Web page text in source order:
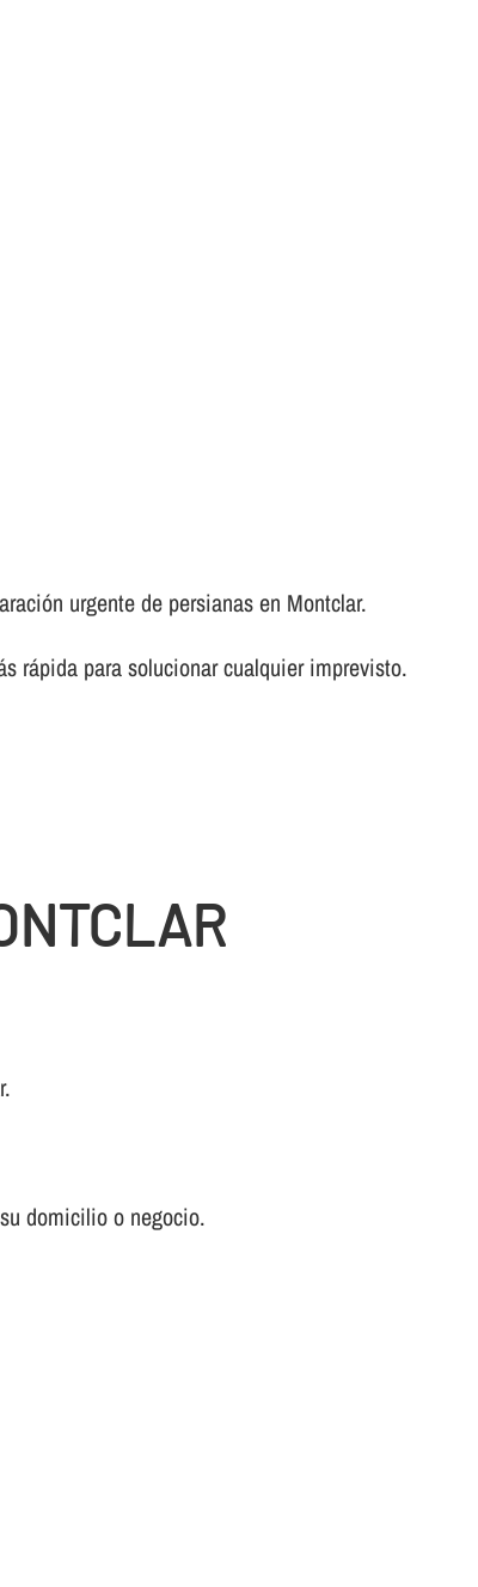
urgente de persianas en Montclar.
rápida para solucionar cualquier imprevisto.
domicilio o negocio.